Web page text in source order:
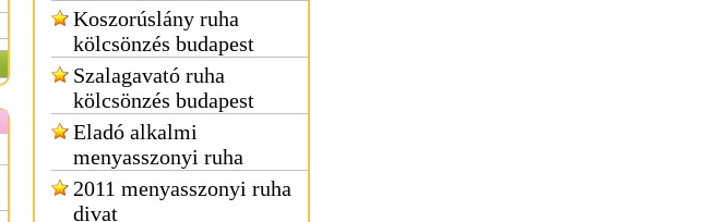
Koszorúslány ruha
kölcsönzés budapest
Szalagavató ruha
kölcsönzés budapest
Eladó alkalmi
menyasszonyi ruha
2011 menyasszonyi ruha
divat